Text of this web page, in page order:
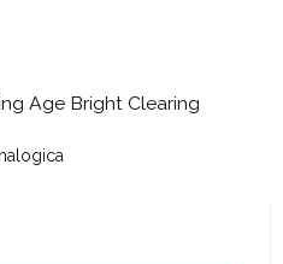
Age Bright Clearing